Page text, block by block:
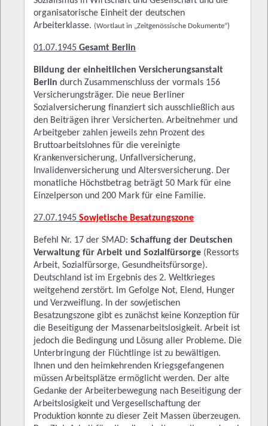
organisatorische Einheit der deutschen
Arbeiterklasse. (Wortlaut in „Zeitgenössische Dokumente“)
01.07.1945 Gesamt Berlin
Bildung der einheitlichen Versicherungsanstalt
Berlin durch Zusammenschluss der vormals 156
Versicherungsträger. Die neue Berliner
Sozialversicherung finanziert sich ausschließlich aus
den Beiträgen ihrer Versicherten. Arbeitnehmer und
Arbeitgeber zahlen jeweils zehn Prozent des
Bruttoarbeitslohnes für die vereinigte
Krankenversicherung, Unfallversicherung,
Invalidenversicherung und Altersversicherung. Der
monatliche Höchstbetrag beträgt 50 Mark für eine
Einzelperson und 200 Mark für eine Familie.
27.07.1945 Sowjetische Besatzungszone
Befehl Nr. 17 der SMAD: Schaffung der Deutschen
Verwaltung für Arbeit und Sozialfürsorge (Ressorts
Arbeit, Sozialfürsorge, Gesundheitsfürsorge).
Deutschland ist im Ergebnis des 2. Weltkrieges
weitgehend zerstört. Im Gefolge Not, Elend, Hunger
und Verzweiflung. In der sowjetischen
Besatzungszone gibt es zunächst keine Konzeption für
die Beseitigung der Massenarbeitslosigkeit. Arbeit ist
jedoch die Bedingung und Lösung aller Probleme. Die
Unterbringung der Flüchtlinge ist zu bewältigen.
Ihnen und den heimkehrenden Kriegsgefangenen
müssen Arbeitsplätze ermöglicht werden. Der alte
Gedanke der Arbeiterbewegung nach Beseitigung der
Arbeitslosigkeit und Vergesellschaftung der
Produktion konnte zu dieser Zeit Massen überzeugen.